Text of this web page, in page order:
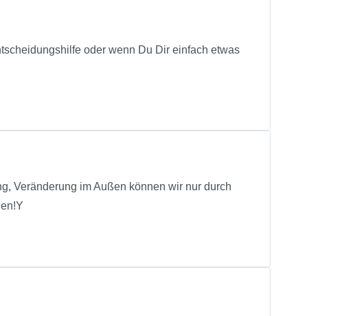
oder wenn Du Dir einfach etwas
Veränderung im Außen können wir nur durch